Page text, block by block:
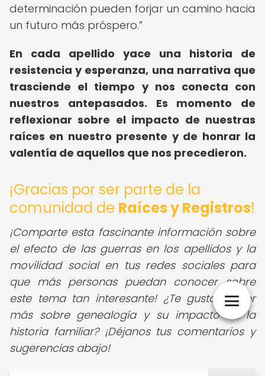
determinación pueden forjar un camino hacia
un futuro más próspero.
En cada apellido yace una historia de
resistencia y esperanza, una narrativa que
trasciende el tiempo y nos conecta con
nuestros antepasados. Es momento de
reflexionar sobre el impacto de nuestras
raíces en nuestro presente y de honrar la
valentía de aquellos que nos precedieron.
¡Gracias por ser parte de la
comunidad de Raíces y Registros!
¡Comparte esta fascinante información sobre
el efecto de las guerras en los apellidos y la
movilidad social en tus redes sociales para
que más personas puedan conocer sobre
este tema tan interesante! ¿Te gustaría leer
más sobre genealogía y su impacto en la
historia familiar? ¡Déjanos tus comentarios y
sugerencias abajo!